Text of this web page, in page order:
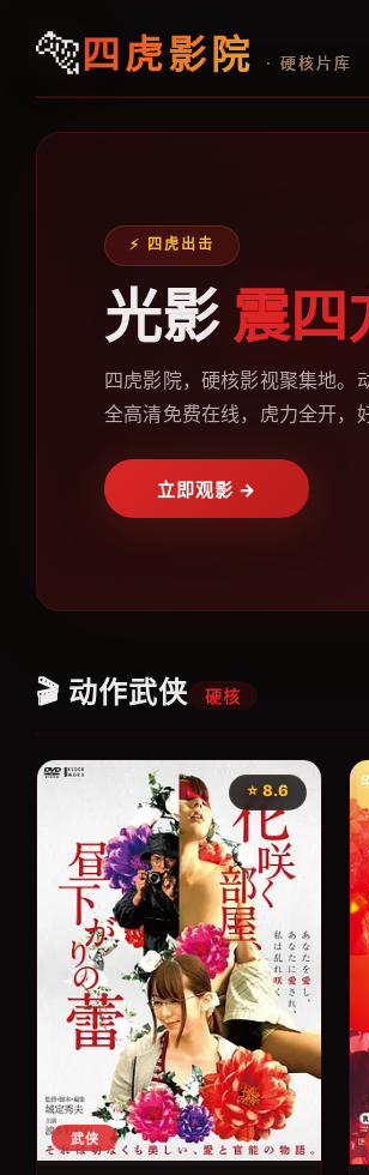
🐅四虎影院 · 硬核片库
⚡ 四虎出击
光影 震四
四虎影院，硬核影视聚集地。
全高清免费在线，虎力全开，
立即观影 →
🎬 动作武侠 硬核
⭐ 8.6
武侠